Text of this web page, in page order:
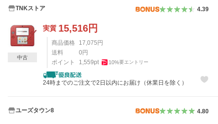
TNKストア 4.39
実質 15,516円
商品価格 17,075 円
送料
0 円
ポイント
1,559pt 10%要エントリー
24時までのご注文で2日以内にお届け（休業日を除く）
中古
ユーズタウン8 4.80